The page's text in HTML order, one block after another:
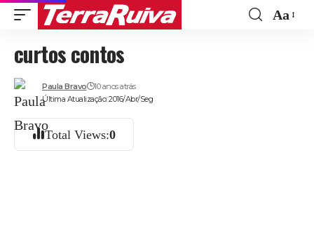
Aa
curtos contos
Última Atualização: 2016/Abr/Seg
Paula Bravo 10 anos atrás
Total Views:0